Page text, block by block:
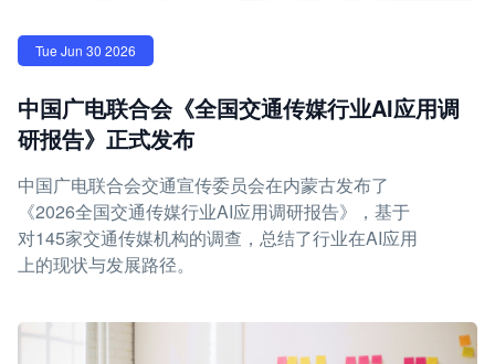
Tue Jun 30 2026
中国广电联合会《全国交通传媒行业AI应用调
研报告》正式发布
中国广电联合会交通宣传委员会在内蒙古发布了
《2026全国交通传媒行业AI应用调研报告》，基于
对145家交通传媒机构的调查，总结了行业在AI应用
上的现状与发展路径。